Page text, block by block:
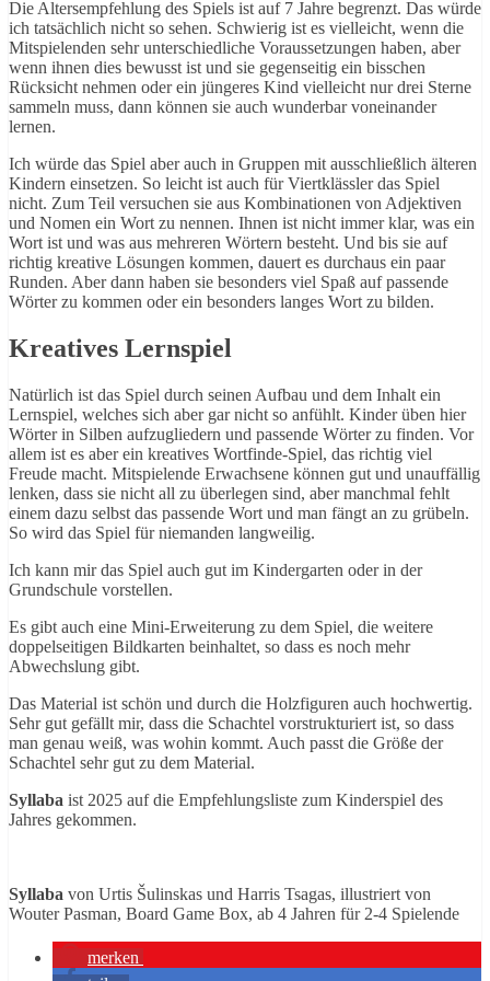
Die Altersempfehlung des Spiels ist auf 7 Jahre begrenzt. Das würde
ich tatsächlich nicht so sehen. Schwierig ist es vielleicht, wenn die
Mitspielenden sehr unterschiedliche Voraussetzungen haben, aber
wenn ihnen dies bewusst ist und sie gegenseitig ein bisschen
Rücksicht nehmen oder ein jüngeres Kind vielleicht nur drei Sterne
sammeln muss, dann können sie auch wunderbar voneinander
lernen.
Ich würde das Spiel aber auch in Gruppen mit ausschließlich älteren
Kindern einsetzen. So leicht ist auch für Viertklässler das Spiel
nicht. Zum Teil versuchen sie aus Kombinationen von Adjektiven
und Nomen ein Wort zu nennen. Ihnen ist nicht immer klar, was ein
Wort ist und was aus mehreren Wörtern besteht. Und bis sie auf
richtig kreative Lösungen kommen, dauert es durchaus ein paar
Runden. Aber dann haben sie besonders viel Spaß auf passende
Wörter zu kommen oder ein besonders langes Wort zu bilden.
Kreatives Lernspiel
Natürlich ist das Spiel durch seinen Aufbau und dem Inhalt ein
Lernspiel, welches sich aber gar nicht so anfühlt. Kinder üben hier
Wörter in Silben aufzugliedern und passende Wörter zu finden. Vor
allem ist es aber ein kreatives Wortfinde-Spiel, das richtig viel
Freude macht. Mitspielende Erwachsene können gut und unauffällig
lenken, dass sie nicht all zu überlegen sind, aber manchmal fehlt
einem dazu selbst das passende Wort und man fängt an zu grübeln.
So wird das Spiel für niemanden langweilig.
Ich kann mir das Spiel auch gut im Kindergarten oder in der
Grundschule vorstellen.
Es gibt auch eine Mini-Erweiterung zu dem Spiel, die weitere
doppelseitigen Bildkarten beinhaltet, so dass es noch mehr
Abwechslung gibt.
Das Material ist schön und durch die Holzfiguren auch hochwertig.
Sehr gut gefällt mir, dass die Schachtel vorstrukturiert ist, so dass
man genau weiß, was wohin kommt. Auch passt die Größe der
Schachtel sehr gut zu dem Material.
Syllaba ist 2025 auf die Empfehlungsliste zum Kinderspiel des
Jahres gekommen.
Syllaba von Urtis Šulinskas und Harris Tsagas, illustriert von
Wouter Pasman, Board Game Box, ab 4 Jahren für 2-4 Spielende
merken